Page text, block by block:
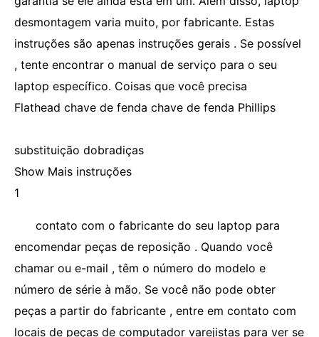
desmontagem varia muito, por fabricante. Estas
instruções são apenas instruções gerais . Se possível
, tente encontrar o manual de serviço para o seu
laptop específico. Coisas que você precisa
Flathead chave de fenda chave de fenda Phillips
substituição dobradiças
Show Mais instruções
1
contato com o fabricante do seu laptop para
encomendar peças de reposição . Quando você
chamar ou e-mail , têm o número do modelo e
número de série à mão. Se você não pode obter
peças a partir do fabricante , entre em contato com
locais de peças de computador varejistas para ver se